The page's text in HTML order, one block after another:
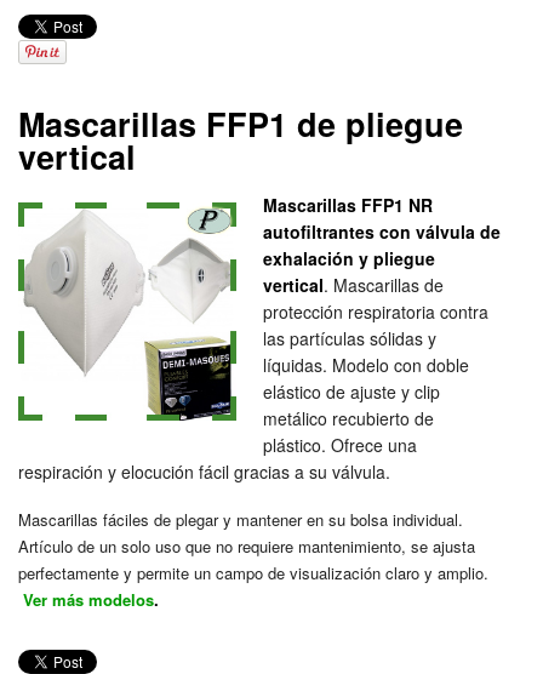
Mascarillas FFP1 de pliegue
vertical
Mascarillas FFP1 NR
autofiltrantes con válvula de
exhalación y pliegue
vertical. Mascarillas de
protección respiratoria contra
las partículas sólidas y
líquidas. Modelo con doble
elástico de ajuste y clip
metálico recubierto de
plástico. Ofrece una
respiración y elocución fácil gracias a su válvula.
Mascarillas fáciles de plegar y mantener en su bolsa individual.
Artículo de un solo uso que no requiere mantenimiento, se ajusta
perfectamente y permite un campo de visualización claro y amplio.
Ver más modelos.